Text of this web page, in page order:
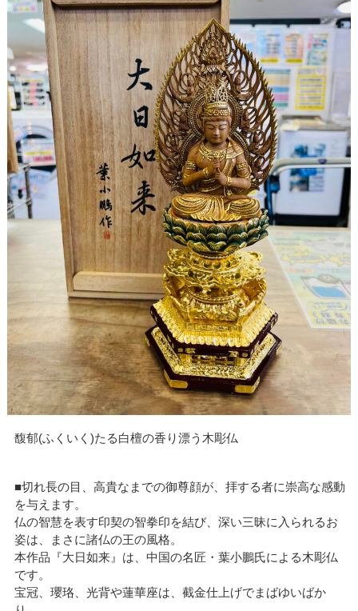
馥郁(ふくいく)たる白檀の香り漂う木彫仏
■切れ長の目、高貴なまでの御尊顔が、拝する者に崇高な感動
を与えます。
仏の智慧を表す印契の智拳印を結び、深い三昧に入られるお
姿は、まさに諸仏の王の風格。
本作品『大日如来』は、中国の名匠・葉小鵬氏による木彫仏
です。
宝冠、瓔珞、光背や蓮華座は、截金仕上げでまばゆいばか